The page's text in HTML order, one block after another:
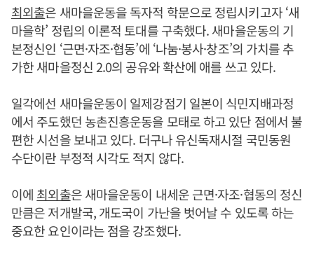
최외출은 새마을운동을 독자적 학문으로 정립시키고자 ‘새
마을학’ 정립의 이론적 토대를 구축했다. 새마을운동의 기
본정신인 ‘근면·자조·협동’에 ‘나눔·봉사·창조’의 가치를 추
가한 새마을정신 2.0의 공유와 확산에 애를 쓰고 있다.
일각에선 새마을운동이 일제강점기 일본이 식민지배과정
에서 주도했던 농촌진흥운동을 모태로 하고 있단 점에서 불
편한 시선을 보내고 있다. 더구나 유신독재시절 국민동원
수단이란 부정적 시각도 적지 않다.
이에 최외출은 새마을운동이 내세운 근면·자조·협동의 정신
만큼은 저개발국, 개도국이 가난을 벗어날 수 있도록 하는
중요한 요인이라는 점을 강조했다.